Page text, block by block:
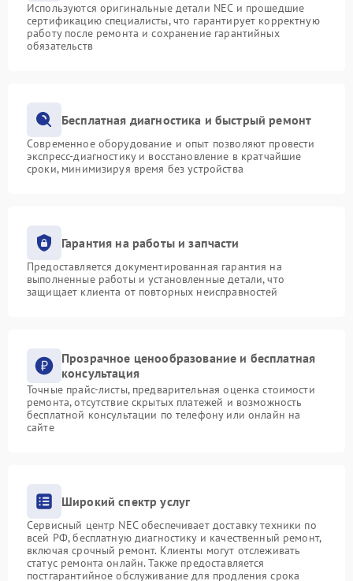
Используются оригинальные детали NEC и прошедшие
сертификацию специалисты, что гарантирует корректную
работу после ремонта и сохранение гарантийных
обязательств
Бесплатная диагностика и быстрый ремонт
Современное оборудование и опыт позволяют провести
экспресс-диагностику и восстановление в кратчайшие
сроки, минимизируя время без устройства
Гарантия на работы и запчасти
Предоставляется документированная гарантия на
выполненные работы и установленные детали, что
защищает клиента от повторных неисправностей
Прозрачное ценообразование и бесплатная
консультация
Точные прайс-листы, предварительная оценка стоимости
ремонта, отсутствие скрытых платежей и возможность
бесплатной консультации по телефону или онлайн на
сайте
Широкий спектр услуг
Сервисный центр NEC обеспечивает доставку техники по
всей РФ, бесплатную диагностику и качественный ремонт,
включая срочный ремонт. Клиенты могут отслеживать
статус ремонта онлайн. Также предоставляется
постгарантийное обслуживание для продления срока